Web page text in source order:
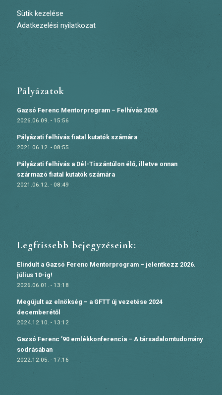
Sütik kezelése
Adatkezelési nyilatkozat
Pályázatok
Gazsó Ferenc Mentorprogram – Felhívás 2026
2026.06.09. - 15:56
Pályázati felhívás fiatal kutatók számára
2021.06.12. - 08:55
Pályázati felhívás a Dél-Tiszántúlon élő, illetve onnan
származó fiatal kutatók számára
2021.06.12. - 08:49
Legfrissebb bejegyzéseink:
Elindult a Gazsó Ferenc Mentorprogram – jelentkezz 2026.
július 10-ig!
2026.06.01. - 13:18
Megújult az elnökség – a GFTT új vezetése 2024
decemberétől
2024.12.10. - 13:12
Gazsó Ferenc ’90 emlékkonferencia – A társadalomtudomány
sodrásában
2022.12.05. - 17:16